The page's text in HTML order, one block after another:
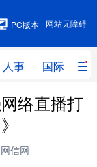
网站无障碍
PC版本
人事 国际 财
人事
络直播打
信网